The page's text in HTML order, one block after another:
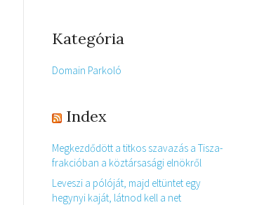
Kategória
Domain Parkoló
Index
Megkezdődött a titkos szavazás a Tisza-
frakcióban a köztársasági elnökről
Leveszi a pólóját, majd eltüntet egy
hegynyi kaját, látnod kell a net